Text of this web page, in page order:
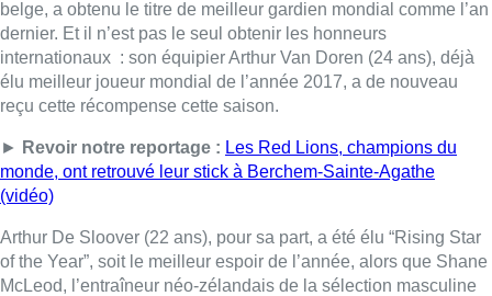
belge, a obtenu le titre de meilleur gardien mondial comme l’an
dernier. Et il n’est pas le seul obtenir les honneurs
internationaux : son équipier Arthur Van Doren (24 ans), déjà
élu meilleur joueur mondial de l’année 2017, a de nouveau
reçu cette récompense cette saison.
► Revoir notre reportage : Les Red Lions, champions du
monde, ont retrouvé leur stick à Berchem-Sainte-Agathe
(vidéo)
Arthur De Sloover (22 ans), pour sa part, a été élu “Rising Star
of the Year”, soit le meilleur espoir de l’année, alors que Shane
McLeod, l’entraîneur néo-zélandais de la sélection masculine